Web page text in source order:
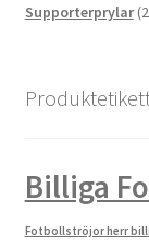
Supporterprylar 2
Billiga
Fotbollströjor herr